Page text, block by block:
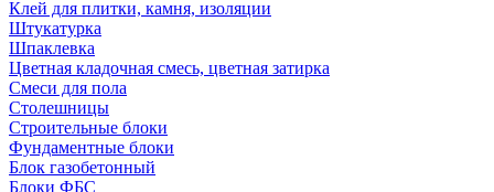
Клей для плитки, камня, изоляции
Штукатурка
Шпаклевка
Цветная кладочная смесь, цветная затирка
Смеси для пола
Столешницы
Строительные блоки
Фундаментные блоки
Блок газобетонный
Блоки ФБС